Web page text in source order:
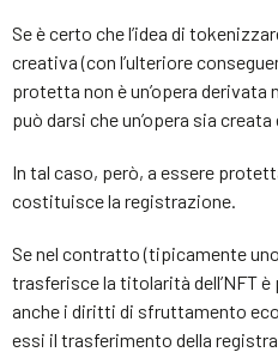
Se è certo che l’idea di
creativa (con l’ulteriore
protetta non è un’opera derivata
può darsi che un’opera sia creata
In tal caso, però, a essere
costituisce la registrazione.
Se nel contratto (tipicamente uno
trasferisce la titolarità dell’NFT
anche i diritti di sfruttamento
essi il trasferimento della